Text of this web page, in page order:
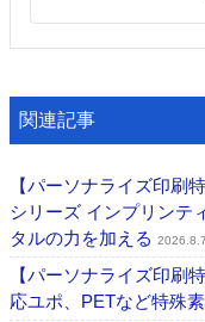
関連記事
【パーソナライズ印
シリーズ インプリン
タルの力を加える 2026.8.7
【パーソナライズ印
応ユポ、PETなど特殊